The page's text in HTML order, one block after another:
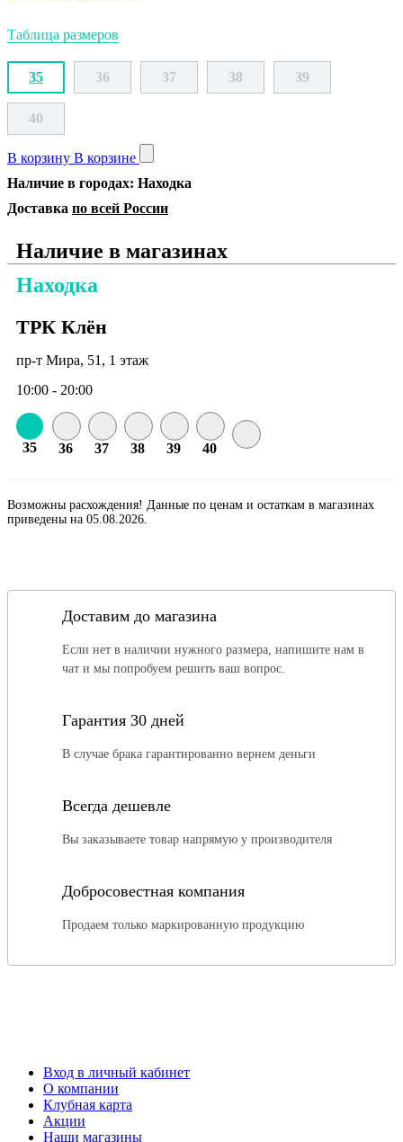
Таблица размеров
35 36 37 38 39
40
В корзину В корзине
Наличие в городах: Находка
Доставка по всей России
Наличие в магазинах
Находка
ТРК Клён
пр-т Мира, 51, 1 этаж
10:00 - 20:00
35 36 37 38 39 40
Возможны расхождения! Данные по ценам и остаткам в магазинах
приведены на 05.08.2026.
Доставим до магазина
Если нет в наличии нужного размера, напишите нам в
чат и мы попробуем решить ваш вопрос.
Гарантия 30 дней
В случае брака гарантированно вернем деньги
Всегда дешевле
Вы заказываете товар напрямую у производителя
Добросовестная компания
Продаем только маркированную продукцию
Вход в личный кабинет
О компании
Клубная карта
Акции
Наши магазины